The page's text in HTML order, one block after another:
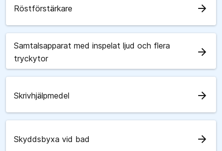
Röstförstärkare arrow_forward
Samtalsapparat med inspelat ljud och flera
tryckytor
arrow_forward
Skrivhjälpmedel arrow_forward
Skyddsbyxa vid bad arrow_forward